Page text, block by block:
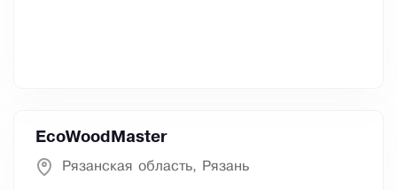
EcoWoodMaster
Рязанская область, Рязань